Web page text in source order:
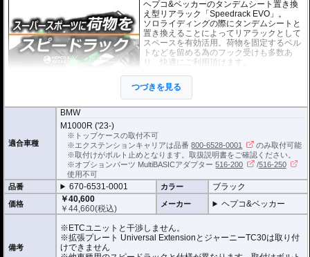
ヘプコ&ベッカーのタンデムシート置き換
え型リアラック「Speedrack EVO」。
ソロライディングの際にタンデムシートと
置き換えることによってリアラックとして
スペースを有効活用。荷物を固定するベル
トなどを留める為のフック受けも多数あ
り、快適にご利用頂けます。
す。但し、モデルによっては異なる場合が
あります。この場合はマニュアルに記載が
ございますので、必ずご確認下さい。
つづきを見る
適合車種
BMW
M1000R ('23-)
※トップケースの取付不可
※エクステンションキャリアは品番800-6528-0001
のみ取付可能
※取付けがボルト止めとなります。取扱説明書をご確認ください。
※オプションパーツ MultiBASICアダプター516-200 /516-250
使用不可
品番
670-6531-0001 カラー ブラック
価格
￥40,600
￥44,660(税込) メーカー ヘプコ&ベッカー
備考
※ETCユニットと干渉しません。
※拡張プレート Universal ExtensionとジャーニーTC30は取り付
けできません